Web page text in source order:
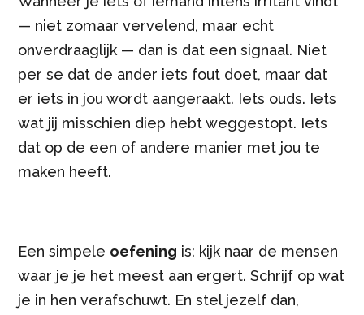
— niet zomaar vervelend, maar echt
onverdraaglijk — dan is dat een signaal. Niet
per se dat de ander iets fout doet, maar dat
er iets in jou wordt aangeraakt. Iets ouds. Iets
wat jij misschien diep hebt weggestopt. Iets
dat op de een of andere manier met jou te
maken heeft.
Een simpele oefening is: kijk naar de mensen
waar je je het meest aan ergert. Schrijf op wat
je in hen verafschuwt. En stel jezelf dan,